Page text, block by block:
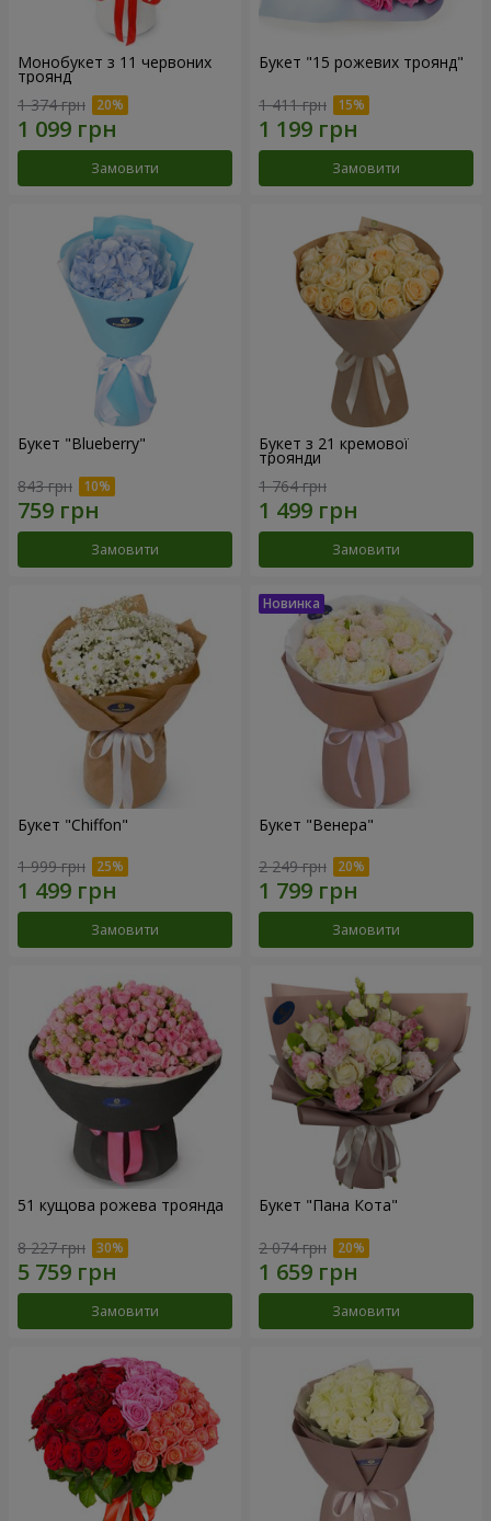
Монобукет з 11 червоних
троянд
1 374 грн
Замовити
Букет "15 рожевих троянд"
1 411 грн
Замовити
Букет "Blueberry"
843 грн
Замовити
Букет з 21 кремової
троянди
1 764 грн
Замовити
Букет "Chiffon"
1 999 грн
Замовити
Букет "Венера"
2 249 грн
Замовити
51 кущова рожева троянда
8 227 грн
Замовити
Букет "Пана Кота"
2 074 грн
Замовити